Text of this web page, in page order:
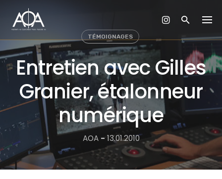
content
TÉMOIGNAGES
Entretien avec Gilles
Granier, étalonneur
numérique
AOA - 13.01.2010